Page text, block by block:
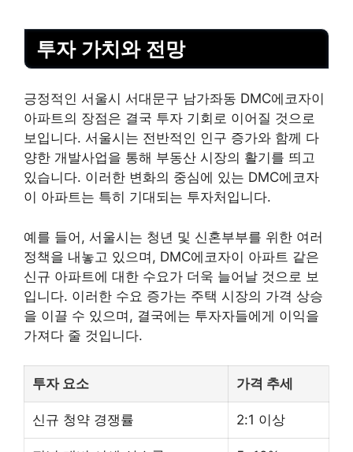
투자 가치와 전망
긍정적인 서울시 서대문구 남가좌동 DMC에코자이
아파트의 장점은 결국 투자 기회로 이어질 것으로
보입니다. 서울시는 전반적인 인구 증가와 함께 다
양한 개발사업을 통해 부동산 시장의 활기를 띄고
있습니다. 이러한 변화의 중심에 있는 DMC에코자
이 아파트는 특히 기대되는 투자처입니다.
예를 들어, 서울시는 청년 및 신혼부부를 위한 여러
정책을 내놓고 있으며, DMC에코자이 아파트 같은
신규 아파트에 대한 수요가 더욱 늘어날 것으로 보
입니다. 이러한 수요 증가는 주택 시장의 가격 상승
을 이끌 수 있으며, 결국에는 투자자들에게 이익을
가져다 줄 것입니다.
투자 요소 가격 추세
신규 청약 경쟁률 2:1 이상